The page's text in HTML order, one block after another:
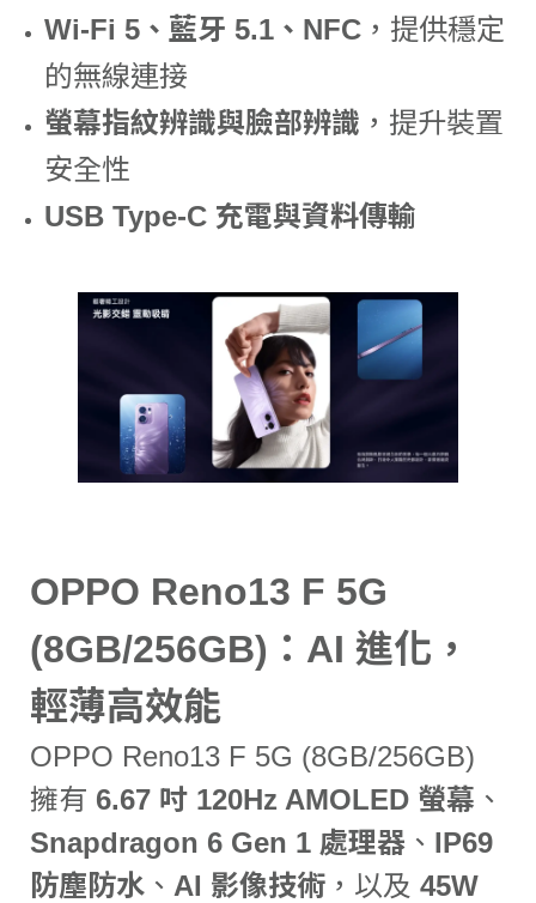
Wi-Fi 5、藍牙 5.1、NFC，提供穩定
的無線連接
螢幕指紋辨識與臉部辨識 ，提升裝置
安全性
USB Type-C 充電與資料傳輸
OPPO Reno13 F 5G
(8GB/256GB)：AI 進化，
輕薄高效能
OPPO Reno13 F 5G (8GB/256GB)
擁有 6.67 吋 120Hz AMOLED 螢幕 、
Snapdragon 6 Gen 1 處理器 、 IP69
防塵防水 、 AI 影像技術 ，以及 45W